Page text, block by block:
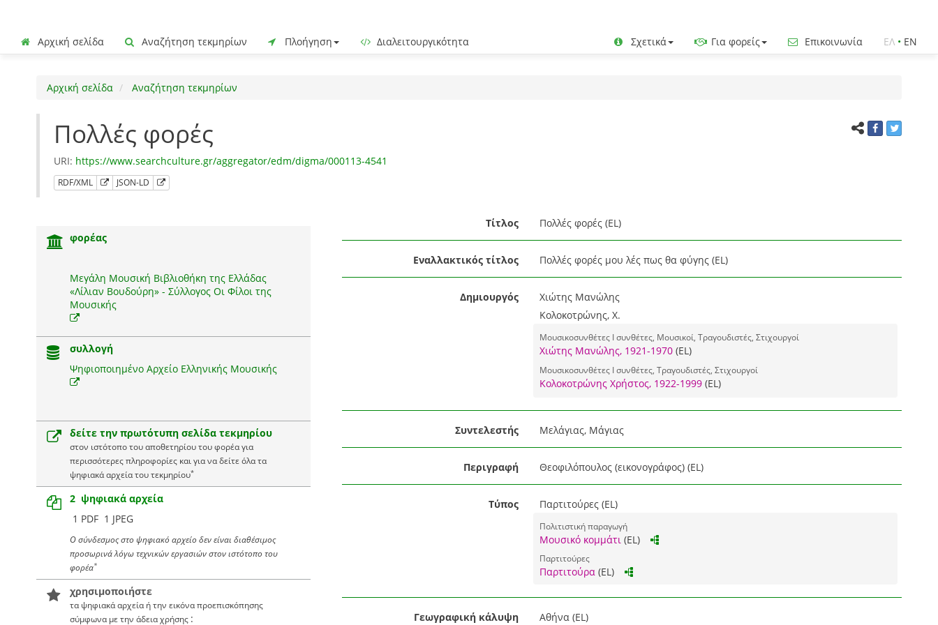
Αρχική σελίδα Αναζήτηση τεκμηρίων Πλοήγηση Διαλειτουργικότητα Σχετικά Για φορείς Επικοινωνία ΕΛ • EN
Αρχική σελίδα Αναζήτηση τεκμηρίων
Πολλές φορές
URI: https://www.searchculture.gr/aggregator/edm/digma/000113-4541
RDF/XML JSON-LD
φορέας
Μεγάλη Μουσική Βιβλιοθήκη της Ελλάδας
«Λίλιαν Βουδούρη» - Σύλλογος Οι Φίλοι της
Μουσικής
συλλογή
Ψηφιοποιημένο Αρχείο Ελληνικής Μουσικής
δείτε την πρωτότυπη σελίδα τεκμηρίου
στον ιστότοπο του αποθετηρίου του φορέα για
περισσότερες πληροφορίες και για να δείτε όλα τα
ψηφιακά αρχεία του τεκμηρίου*
2 ψηφιακά αρχεία
1 PDF 1 JPEG
Ο σύνδεσμος στο ψηφιακό αρχείο δεν είναι διαθέσιμος
προσωρινά λόγω τεχνικών εργασιών στον ιστότοπο του
φορέα*
χρησιμοποιήστε
τα ψηφιακά αρχεία ή την εικόνα προεπισκόπησης
σύμφωνα με την άδεια χρήσης :
Τίτλος Πολλές φορές (EL)
Εναλλακτικός τίτλος Πολλές φορές μου λές πως θα φύγης (EL)
Δημιουργός
Χιώτης Μανώλης
Κολοκοτρώνης, Χ.
Μουσικοσυνθέτες I συνθέτες, Μουσικοί, Τραγουδιστές, Στιχουργοί
Χιώτης Μανώλης, 1921-1970(EL)
Μουσικοσυνθέτες I συνθέτες, Τραγουδιστές, Στιχουργοί
Κολοκοτρώνης Χρήστος, 1922-1999(EL)
Συντελεστής Μελάγιας, Μάγιας
Περιγραφή Θεοφιλόπουλος (εικονογράφος) (EL)
Τύπος Παρτιτούρες (EL)
Πολιτιστική παραγωγή
Μουσικό κομμάτι (EL)
Παρτιτούρες
Παρτιτούρα (EL)
Γεωγραφική κάλυψη Αθήνα (EL)